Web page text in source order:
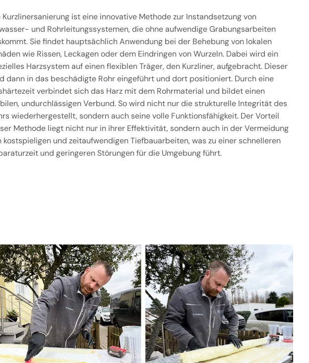
Kurzlinersanierung ist eine innovative Methode zur Instandsetzung von
und Rohrleitungssystemen, die ohne aufwendige Grabungsarbeiten
Sie findet hauptsächlich Anwendung bei der Behebung von lokalen
wie Rissen, Leckagen oder dem Eindringen von Wurzeln. Dabei wird ein
Harzsystem auf einen flexiblen Träger, den Kurzliner, aufgebracht. Dieser
dann in das beschädigte Rohr eingeführt und dort positioniert. Durch eine
verbindet sich das Harz mit dem Rohrmaterial und bildet einen
undurchlässigen Verbund. So wird nicht nur die strukturelle Integrität des
wiederhergestellt, sondern auch seine volle Funktionsfähigkeit. Der Vorteil
Methode liegt nicht nur in ihrer Effektivität, sondern auch in der Vermeidung
kostspieligen und zeitaufwendigen Tiefbauarbeiten, was zu einer schnelleren
und geringeren Störungen für die Umgebung führt.